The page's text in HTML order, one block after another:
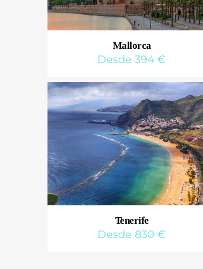
Mallorca
Desde 394 €
Tenerife
Desde 830 €